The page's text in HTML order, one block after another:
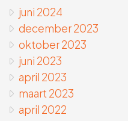
juni 2024
december 2023
oktober 2023
juni 2023
april 2023
maart 2023
april 2022